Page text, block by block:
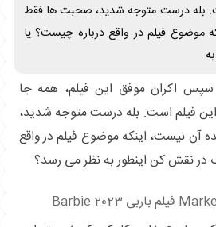
بله درست متوجه شدید، صحبت ها فقط
موضوع فیلم در واقع درباره چیست؟ یا
سپس اکران موفق این فیلم، همه جا
این فیلم است. بله درست متوجه شدید،
آن نیست، اینکه موضوع فیلم در واقع
در نقش کن اینطور به نظر می رسد؟